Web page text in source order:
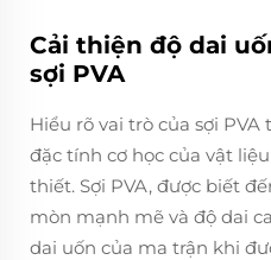
Cải thiện độ dai
sợi PVA
Hiểu rõ vai trò của sợi
đặc tính cơ học của vật
thiết. Sợi PVA, được biết
mòn mạnh mẽ và độ dai
dai uốn của ma trận khi